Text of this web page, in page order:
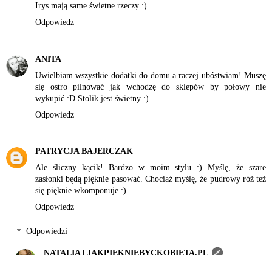
Irys mają same świetne rzeczy :)
Odpowiedz
ANITA
Uwielbiam wszystkie dodatki do domu a raczej ubóstwiam! Muszę
się ostro pilnować jak wchodzę do sklepów by połowy nie
wykupić :D Stolik jest świetny :)
Odpowiedz
PATRYCJA BAJERCZAK
Ale śliczny kącik! Bardzo w moim stylu :) Myślę, że szare
zasłonki będą pięknie pasować. Chociaż myślę, że pudrowy róż też
się pięknie wkomponuje :)
Odpowiedz
Odpowiedzi
NATALIA | JAKPIEKNIEBYCKOBIETA.PL